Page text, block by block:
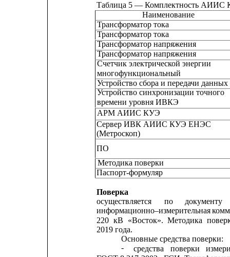
Таблица 5 — Комплектность АИИС
Наименование
Трансформатор тока
Трансформатор тока
Трансформатор напряжения
Трансформатор напряжения
Счетчик электрической энергии
многофункциональный
Устройство сбора и передачи данных
Устройство синхронизации точного
времени уровня ИВКЭ
АРМ АИИС КУЭ
Сервер ИВК АИИС КУЭ ЕНЭС
(Метроскоп)
ПО
Методика поверки
Паспорт-формуляр
Поверка
осуществляется
по
документу
информационно–измерительная
220 кВ «Восток». Методика
2019 года.
Основные средства поверки:
-
средства поверки